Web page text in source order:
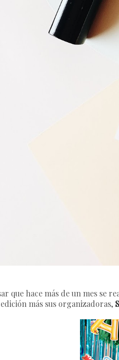
que hace más de un mes se
más sus organizadoras,